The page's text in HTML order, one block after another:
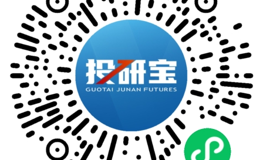
投资者教育
关于公司